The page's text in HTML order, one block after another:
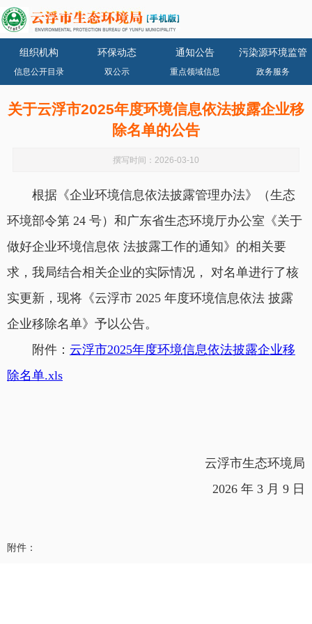
组织机构 环保动态 通知公告 污染源环境监管
信息公开目录 双公示 重点领域信息 政务服务
关于云浮市2025年度环境信息依法披露企业移
除名单的公告
撰写时间：2026-03-10
根据《企业环境信息依法披露管理办法》（生态
环境部令第 24 号）和广东省生态环境厅办公室《关于
做好企业环境信息依 法披露工作的通知》的相关要
求，我局结合相关企业的实际情况， 对名单进行了核
实更新，现将《云浮市 2025 年度环境信息依法 披露
企业移除名单》予以公告。
附件： 云浮市2025年度环境信息依法披露企业移
除名单.xls
云浮市生态环境局
2026 年 3 月 9 日
附件：